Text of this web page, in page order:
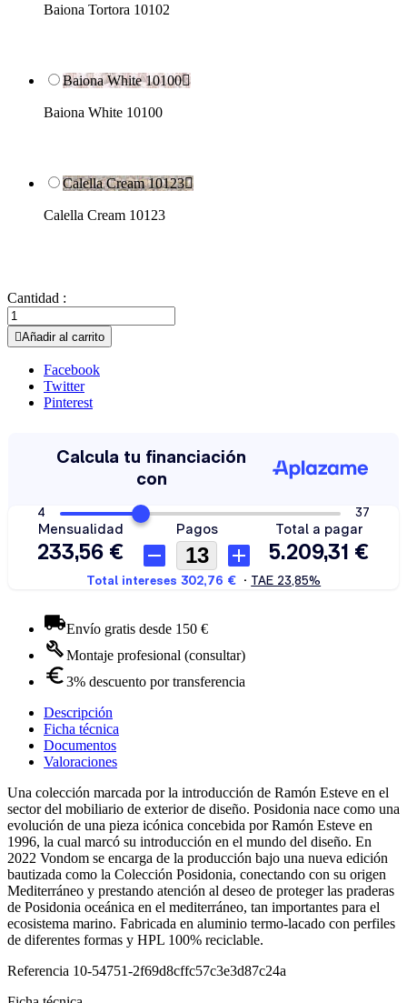
Baiona Tortora 10102
Baiona White 10100
Baiona White 10100
Calella Cream 10123
Calella Cream 10123
Cantidad :
Añadir al carrito
Facebook
Twitter
Pinterest
Envío gratis desde 150 €
Montaje profesional (consultar)
3% descuento por transferencia
Descripción
Ficha técnica
Documentos
Valoraciones
Una colección marcada por la introducción de Ramón Esteve en el
sector del mobiliario de exterior de diseño. Posidonia nace como una
evolución de una pieza icónica concebida por Ramón Esteve en
1996, la cual marcó su introducción en el mundo del diseño. En
2022 Vondom se encarga de la producción bajo una nueva edición
bautizada como la Colección Posidonia, conectando con su origen
Mediterráneo y prestando atención al deseo de proteger las praderas
de Posidonia oceánica en el mediterráneo, tan importantes para el
ecosistema marino. Fabricada en aluminio termo-lacado con perfiles
de diferentes formas y HPL 100% reciclable.
Referencia 10-54751-2f69d8cffc57c3e3d87c24a